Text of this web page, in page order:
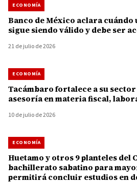
ECONOMÍA
Banco de México aclara
sigue siendo válido y debe ser
21 de julio de 2026
ECONOMÍA
Tacámbaro fortalece a su
asesoría en materia fiscal,
10 de julio de 2026
ECONOMÍA
Huetamo y otros 9 planteles del
bachillerato sabatino para
permitirá concluir estudios en